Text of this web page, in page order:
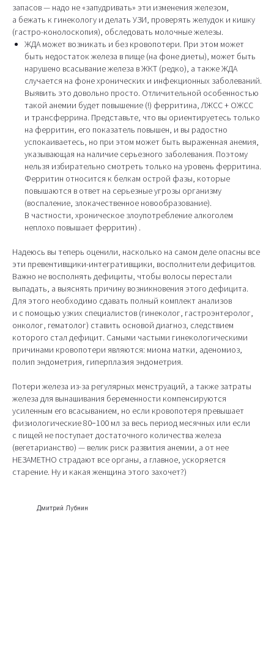
запасов — надо не «запудривать» эти изменения железом,
а бежать к гинекологу и делать УЗИ, проверять желудок и кишку
(гастро-конолоскопия), обследовать молочные железы.
ЖДА может возникать и без кровопотери. При этом может
быть недостаток железа в пище (на фоне диеты), может быть
нарушено всасывание железа в ЖКТ (редко), а также ЖДА
случается на фоне хронических и инфекционных заболеваний.
Выявить это довольно просто. Отличительной особенностью
такой анемии будет повышение (!) ферритина, ЛЖСС + ОЖСС
и трансферрина. Представьте, что вы ориентируетесь только
на ферритин, его показатель повышен, и вы радостно
успокаиваетесь, но при этом может быть выраженная анемия,
указывающая на наличие серьезного заболевания. Поэтому
нельзя избирательно смотреть только на уровень ферритина.
Ферритин относится к белкам острой фазы, которые
повышаются в ответ на серьезные угрозы организму
(воспаление, злокачественное новообразование).
В частности, хроническое злоупотребление алкоголем
неплохо повышает ферритин) .
Надеюсь вы теперь оценили, насколько на самом деле опасны все
эти превентивщики-интегративщики, восполнители дефицитов.
Важно не восполнять дефициты, чтобы волосы перестали
выпадать, а выяснять причину возникновения этого дефицита.
Для этого необходимо сдавать полный комплект анализов
и с помощью узких специалистов (гинеколог, гастроэнтеролог,
онколог, гематолог) ставить основой диагноз, следствием
которого стал дефицит. Самыми частыми гинекологическими
причинами кровопотери являются: миома матки, аденомиоз,
полип эндометрия, гиперплазия эндометрия.
Потери железа из-за регулярных менструаций, а также затраты
железа для вынашивания беременности компенсируются
усиленным его всасыванием, но если кровопотеря превышает
физиологические 80−100 мл за весь период месячных или если
с пищей не поступает достаточного количества железа
(вегетарианство) — велик риск развития анемии, а от нее
НЕЗАМЕТНО страдают все органы, а главное, ускоряется
старение. Ну и какая женщина этого захочет?)
Дмитрий Лубнин